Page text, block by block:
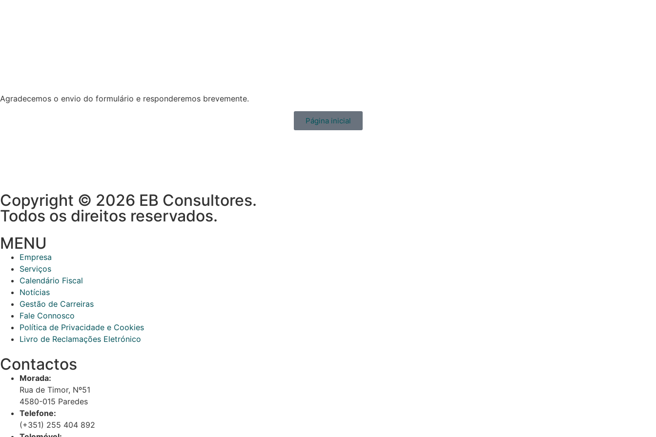
Agradecemos o envio do formulário e responderemos brevemente.
Página inicial
Copyright © 2026 EB Consultores.
Todos os direitos reservados.
MENU
Empresa
Serviços
Calendário Fiscal
Notícias
Gestão de Carreiras
Fale Connosco
Política de Privacidade e Cookies
Livro de Reclamações Eletrónico
Contactos
Morada:
Rua de Timor, Nº51
4580-015 Paredes
Telefone:
(+351) 255 404 892